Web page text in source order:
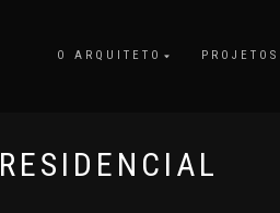
O ARQUITETO
RESIDENCIAL